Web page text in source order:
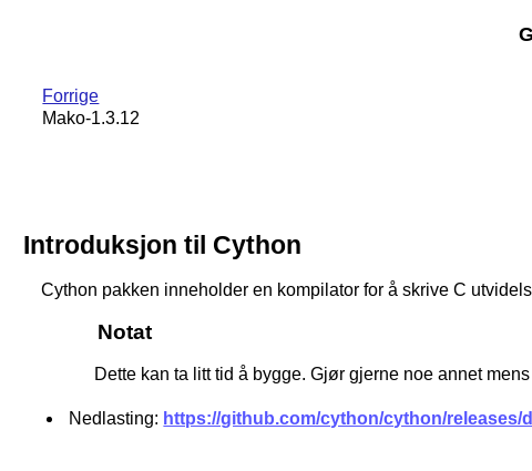
Forrige
Mako-1.3.12
Introduksjon til Cython
Cython pakken inneholder en kompilator for å skrive C
Notat
Dette kan ta litt tid å bygge. Gjør gjerne noe annet
Nedlasting: https://github.com/cython/cython/releases/